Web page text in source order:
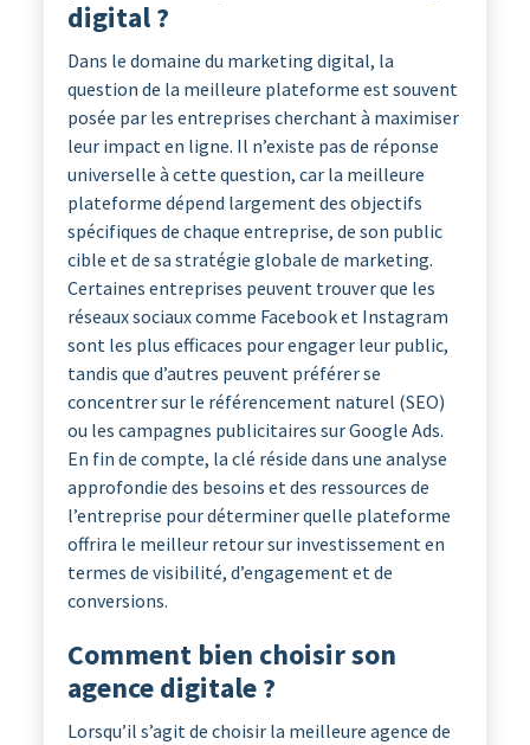
digital ?
Dans le domaine du marketing digital, la
question de la meilleure plateforme est souvent
posée par les entreprises cherchant à maximiser
leur impact en ligne. Il n’existe pas de réponse
universelle à cette question, car la meilleure
plateforme dépend largement des objectifs
spécifiques de chaque entreprise, de son public
cible et de sa stratégie globale de marketing.
Certaines entreprises peuvent trouver que les
réseaux sociaux comme Facebook et Instagram
sont les plus efficaces pour engager leur public,
tandis que d’autres peuvent préférer se
concentrer sur le référencement naturel (SEO)
ou les campagnes publicitaires sur Google Ads.
En fin de compte, la clé réside dans une analyse
approfondie des besoins et des ressources de
l’entreprise pour déterminer quelle plateforme
offrira le meilleur retour sur investissement en
termes de visibilité, d’engagement et de
conversions.
Comment bien choisir son
agence digitale ?
Lorsqu’il s’agit de choisir la meilleure agence de